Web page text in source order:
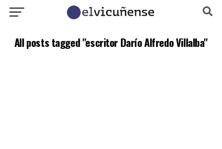
All posts tagged "escritor Darío Alfredo Villalba"